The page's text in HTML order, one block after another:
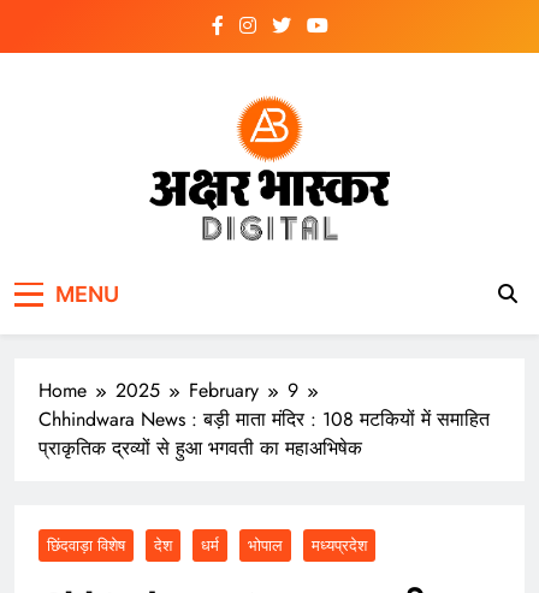
MENU
Home 2025 February
9
Chhindwara News : बड़ी माता मंदिर : 108 मटकियों में समाहित
प्राकृतिक द्रव्यों से हुआ भगवती का महाअभिषेक
छिंदवाड़ा विशेष देश धर्म भोपाल मध्यप्रदेश